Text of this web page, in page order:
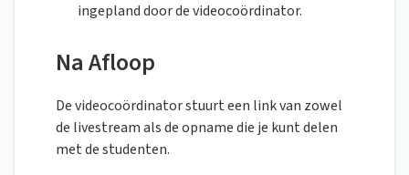
ingepland door de videocoördinator.
Na Afloop
De videocoördinator stuurt een link van zowel
de livestream als de opname die je kunt delen
met de studenten.